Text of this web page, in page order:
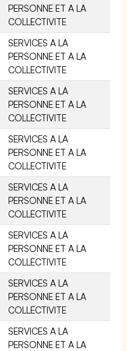
PERSONNE ET A LA
COLLECTIVITE
SERVICES A LA
PERSONNE ET A LA
COLLECTIVITE
SERVICES A LA
PERSONNE ET A LA
COLLECTIVITE
SERVICES A LA
PERSONNE ET A LA
COLLECTIVITE
SERVICES A LA
PERSONNE ET A LA
COLLECTIVITE
SERVICES A LA
PERSONNE ET A LA
COLLECTIVITE
SERVICES A LA
PERSONNE ET A LA
COLLECTIVITE
SERVICES A LA
PERSONNE ET A LA